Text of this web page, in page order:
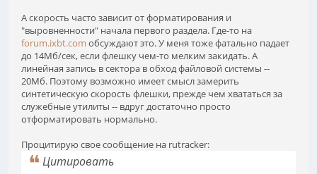
А скорость часто зависит от форматирования и
"выровненности" начала первого раздела. Где-то на
forum.ixbt.com обсуждают это. У меня тоже фатально падает
до 14Мб/сек, если флешку чем-то мелким закидать. А
линейная запись в сектора в обход файловой системы --
20Мб. Поэтому возможно имеет смысл замерить
синтетическую скорость флешки, прежде чем хвататься за
служебные утилиты -- вдруг достаточно просто
отформатировать нормально.
Процитирую свое сообщение на rutracker:
Цитировать